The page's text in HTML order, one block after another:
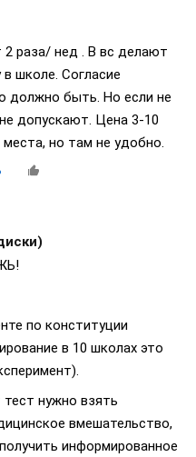
раза/ нед . В вс делают
в школе. Согласие
должно быть. Но если не
допускают. Цена 3-10
но там не удобно.
по конституции
в 10 школах это
нужно взять
вмешательство,
информированное